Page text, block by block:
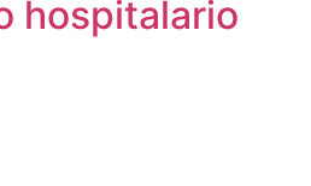
hospitalario